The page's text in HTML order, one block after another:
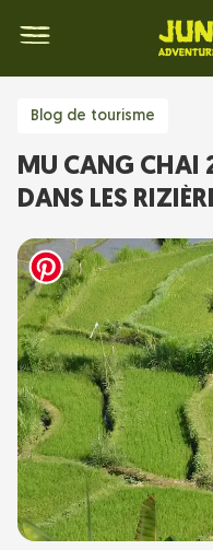
Blog de tourisme
MU CANG CHAI
DANS LES